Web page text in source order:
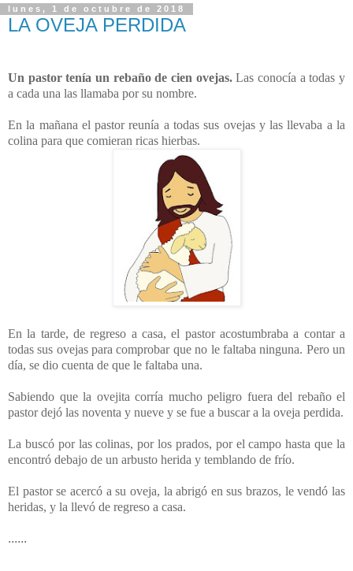
lunes, 1 de octubre de 2018
LA OVEJA PERDIDA
Un pastor tenía un rebaño de cien ovejas.Las conocía a todas y
a cada una las llamaba por su nombre.
En la mañana el pastor reunía a todas sus ovejas y las llevaba a la
colina para que comieran ricas hierbas.
En la tarde, de regreso a casa, el pastor acostumbraba a contar a
todas sus ovejas para comprobar que no le faltaba ninguna. Pero un
día, se dio cuenta de que le faltaba una.
Sabiendo que la ovejita corría mucho peligro fuera del rebaño el
pastor dejó las noventa y nueve y se fue a buscar a la oveja perdida.
La buscó por las colinas, por los prados, por el campo hasta que la
encontró debajo de un arbusto herida y temblando de frío.
El pastor se acercó a su oveja, la abrigó en sus brazos, le vendó las
heridas, y la llevó de regreso a casa.
......